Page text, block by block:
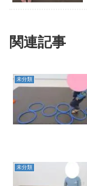
関連記事
未分類
未分類